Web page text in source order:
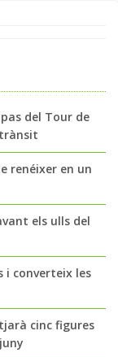
del Tour de
renéixer en un
els ulls del
i converteix les
cinc figures